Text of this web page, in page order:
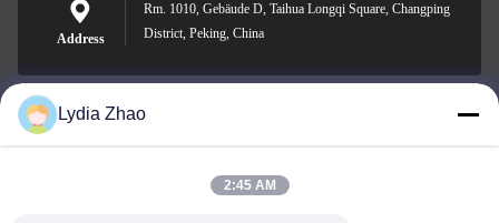
Address
Rm. 1010, Gebäude D, Taihua Longqi Square, Changping
District, Peking, China
jesingd@vip.sina.com
Lydia Zhao
2:45 AM